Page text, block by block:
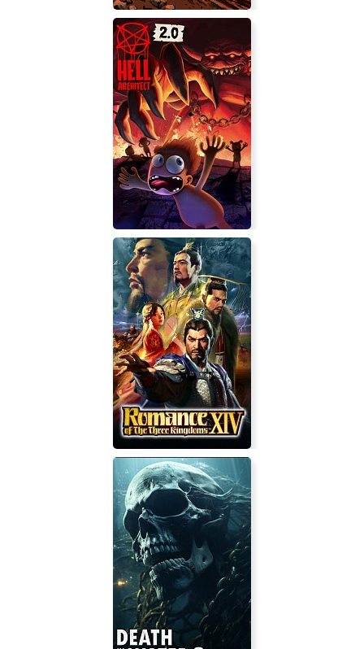
Farworld Pioneers
Hell Architect
ROMANCE OF THE THREE
KINGDOMS XIV